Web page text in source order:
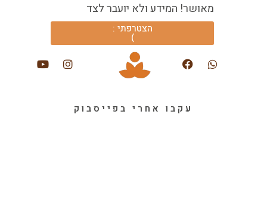
מאושר! המידע ולא יועבר לצד
הצטרפתי :
)
עקבו אחרי בפייסבוק